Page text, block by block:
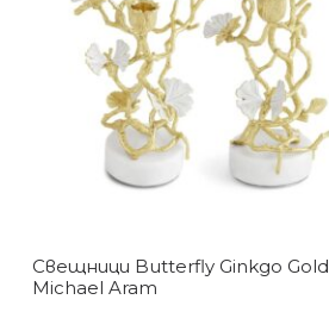
Свещници Butterfly Ginkgo Gold
Michael Aram